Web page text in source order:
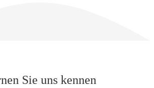
Sie uns kennen